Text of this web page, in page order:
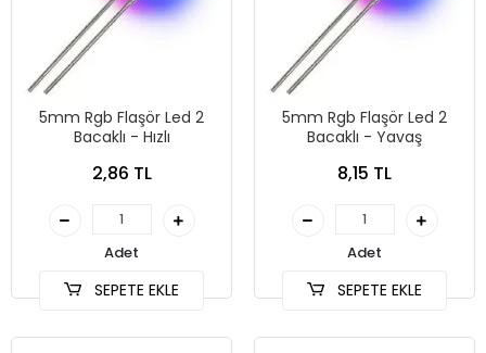
5mm Rgb Flaşör Led 2
Bacaklı - Hızlı
2,86 TL
Adet
SEPETE EKLE
5mm Rgb Flaşör Led 2
Bacaklı - Yavaş
8,15 TL
Adet
SEPETE EKLE